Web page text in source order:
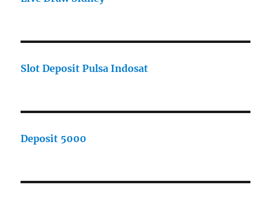
Slot Deposit Pulsa Indosat
Deposit 5000